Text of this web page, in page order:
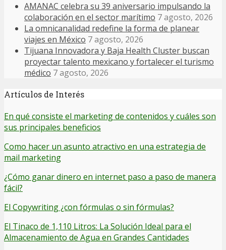
AMANAC celebra su 39 aniversario impulsando la
colaboración en el sector marítimo 7 agosto, 2026
La omnicanalidad redefine la forma de planear
viajes en México 7 agosto, 2026
Tijuana Innovadora y Baja Health Cluster buscan
proyectar talento mexicano y fortalecer el turismo
médico 7 agosto, 2026
Artículos de Interés
En qué consiste el marketing de contenidos y cuáles son
sus principales beneficios
Como hacer un asunto atractivo en una estrategia de
mail marketing
¿Cómo ganar dinero en internet paso a paso de manera
fácil?
El Copywriting ¿con fórmulas o sin fórmulas?
El Tinaco de 1,110 Litros: La Solución Ideal para el
Almacenamiento de Agua en Grandes Cantidades